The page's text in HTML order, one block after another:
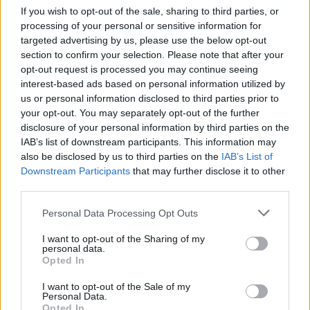
If you wish to opt-out of the sale, sharing to third parties, or
processing of your personal or sensitive information for
targeted advertising by us, please use the below opt-out
section to confirm your selection. Please note that after your
opt-out request is processed you may continue seeing
interest-based ads based on personal information utilized by
us or personal information disclosed to third parties prior to
your opt-out. You may separately opt-out of the further
disclosure of your personal information by third parties on the
IAB’s list of downstream participants. This information may
also be disclosed by us to third parties on the IAB’s List of
Downstream Participants that may further disclose it to other
Please note that this website/app uses one or more Google
not limited to your visit or usage behaviour. You may click to
grant or deny consent to Google and its third-party tags to
use your data for below specified purposes in below Google
consent section.
Personal Data Processing Opt Outs
I want to opt-out of the Sharing of my
personal data.
Opted In
I want to opt-out of the Sale of my
Personal Data.
50mila nel resort
Meteo Olbia 7 agosto, sole e caldo tornano
protagonisti
Test tunnel Olbia: rampe chiuse ancora fino a
fine agosto
Aggius conquista la classifica delle mete più
amate dell’estate 2026